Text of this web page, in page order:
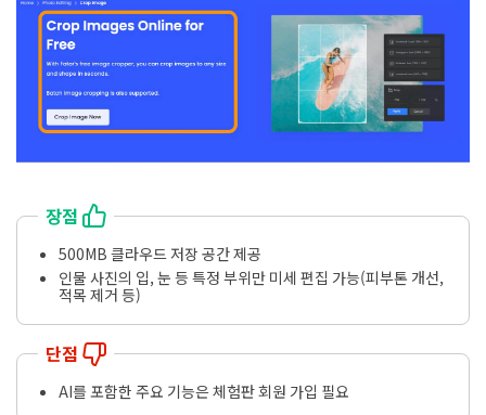
장점
500MB 클라우드 저장 공간 제공
인물 사진의 입, 눈 등 특정 부위만 미세 편집 가능(피부톤 개선,
적목 제거 등)
단점
AI를 포함한 주요 기능은 체험판 회원 가입 필요